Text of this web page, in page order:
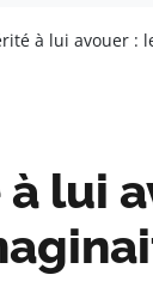
à lui avouer :
lui